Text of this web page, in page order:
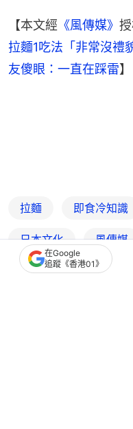
【本文經 《風傳媒》
拉麵1吃法「非常沒禮
友傻眼：一直在踩雷】
拉麵 即食冷知識
日本文化 風傳媒
在Google
追蹤《香港01》